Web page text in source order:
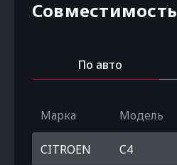
Совместимость
По авто
Марка Модель
CITROEN C4